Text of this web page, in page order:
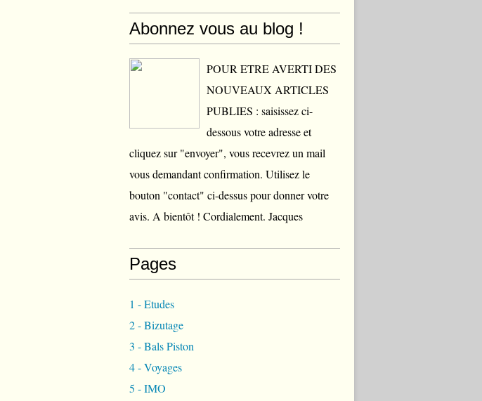
Abonnez vous au blog !
POUR ETRE AVERTI DES
NOUVEAUX ARTICLES
PUBLIES : saisissez ci-
dessous votre adresse et
cliquez sur "envoyer", vous recevrez un mail
vous demandant confirmation. Utilisez le
bouton "contact" ci-dessus pour donner votre
avis. A bientôt ! Cordialement. Jacques
Pages
1 - Etudes
2 - Bizutage
3 - Bals Piston
4 - Voyages
5 - IMO